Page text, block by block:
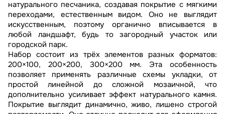
натурального песчаника, создавая покрытие с мягкими
переходами, естественным видом. Оно не выглядит
искусственным, поэтому органично вписывается в
любой ландшафт, будь то загородный участок или
городской парк.
Набор состоит из трёх элементов разных форматов:
200×100, 200×200, 300×200 мм. Эта особенность
позволяет применять различные схемы укладки, от
простой линейной до сложной мозаичной, что
дополнительно усиливает эффект натурального камня.
Покрытие выглядит динамично, живо, лишено строгой